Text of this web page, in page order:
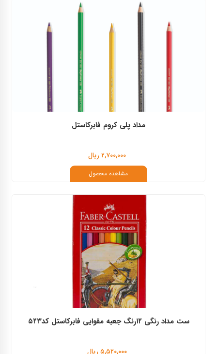
مداد پلی کروم فابرکاستل
۲,۷۰۰,۰۰۰ ریال
مشاهده محصول
ست مداد رنگی ۱۲رنگ جعبه مقوایی فابرکاستل کد۵۲۳
۵,۵۲۰,۰۰۰ ریال